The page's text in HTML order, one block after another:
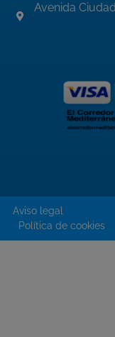
Avenida Ciudad
Aviso legal
Política de cookies